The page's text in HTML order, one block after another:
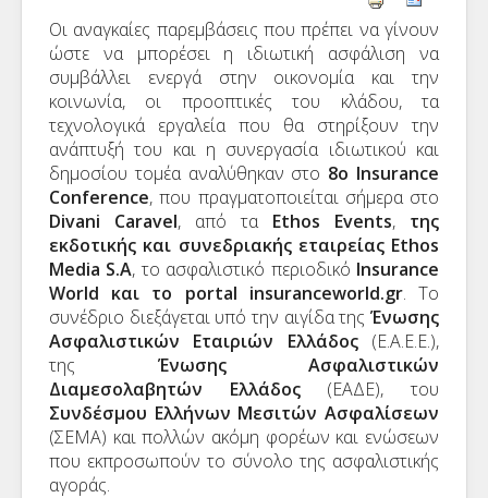
Οι αναγκαίες παρεμβάσεις που πρέπει να γίνουν
ώστε να μπορέσει η ιδιωτική ασφάλιση να
συμβάλλει ενεργά στην οικονομία και την
κοινωνία, οι προοπτικές του κλάδου, τα
τεχνολογικά εργαλεία που θα στηρίξουν την
ανάπτυξή του και η συνεργασία ιδιωτικού και
δημοσίου τομέα αναλύθηκαν στο 8o Insurance
Conference, που πραγματοποιείται σήμερα στο
Divani Caravel, από τα Ethos Events, της
εκδοτικής και συνεδριακής εταιρείας Ethos
Media S.A, το ασφαλιστικό περιοδικό Insurance
World και το portal insuranceworld.gr. Το
συνέδριο διεξάγεται υπό την αιγίδα της Ένωσης
Ασφαλιστικών Εταιριών Ελλάδος(Ε.Α.Ε.Ε.),
της Ένωσης Ασφαλιστικών
Διαμεσολαβητών Ελλάδος(ΕΑΔΕ), του
Συνδέσμου Ελλήνων Μεσιτών Ασφαλίσεων
(ΣΕΜΑ) και πολλών ακόμη φορέων και ενώσεων
που εκπροσωπούν το σύνολο της ασφαλιστικής
αγοράς.